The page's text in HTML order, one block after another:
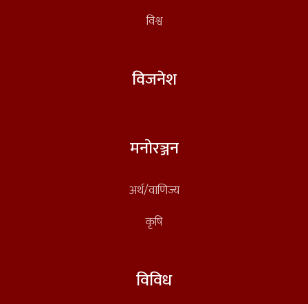
विश्व
विजनेश
मनोरञ्जन
अर्थ/वाणिज्य
कृषि
विविध